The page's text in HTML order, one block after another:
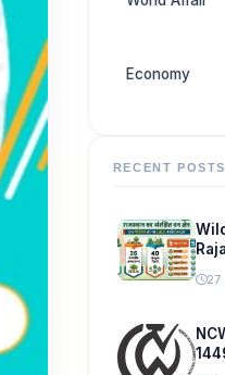
Economy
RECENT POSTS
27